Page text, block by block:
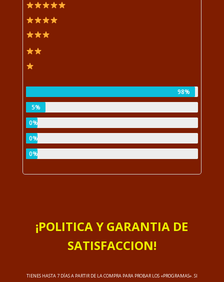
98%
5%
0%
0%
0%
¡POLITICA Y GARANTIA DE
SATISFACCION!
TIENES HASTA 7 DÍAS A PARTIR DE LA COMPRA PARA PROBAR LOS «PROGRAMAS». SI